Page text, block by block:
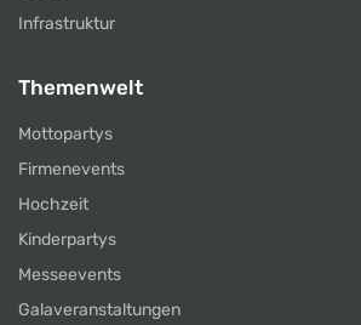
Infrastruktur
Themenwelt
Mottopartys
Firmenevents
Hochzeit
Kinderpartys
Messeevents
Galaveranstaltungen